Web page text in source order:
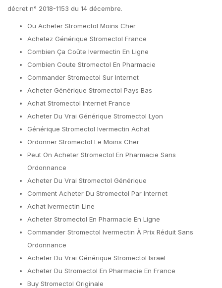
décret n° 2018-1153 du 14 décembre.
Ou Acheter Stromectol Moins Cher
Achetez Générique Stromectol France
Combien Ça Coûte Ivermectin En Ligne
Combien Coute Stromectol En Pharmacie
Commander Stromectol Sur Internet
Acheter Générique Stromectol Pays Bas
Achat Stromectol Internet France
Acheter Du Vrai Générique Stromectol Lyon
Générique Stromectol Ivermectin Achat
Ordonner Stromectol Le Moins Cher
Peut On Acheter Stromectol En Pharmacie Sans
Ordonnance
Acheter Du Vrai Stromectol Générique
Comment Acheter Du Stromectol Par Internet
Achat Ivermectin Line
Acheter Stromectol En Pharmacie En Ligne
Commander Stromectol Ivermectin À Prix Réduit Sans
Ordonnance
Acheter Du Vrai Générique Stromectol Israël
Acheter Du Stromectol En Pharmacie En France
Buy Stromectol Originale